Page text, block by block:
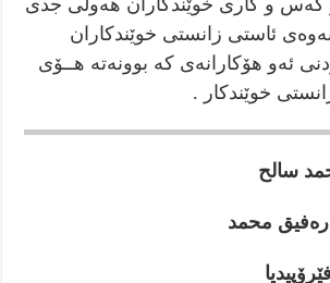
ئاستی زانستی خوێندکاران
ئەو هۆکارانەی کە بوونەتە هــۆی
خوێندکار .
سالح
محمد